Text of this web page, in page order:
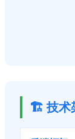
🏗️ 技术